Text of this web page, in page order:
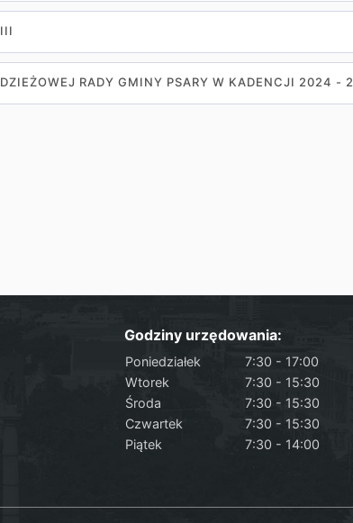
RADY GMINY PSARY W KADENCJI 2024 -
Godziny urzędowania:
Poniedziałek
7:30 - 17:00
Wtorek
7:30 - 15:30
Środa
7:30 - 15:30
Czwartek
7:30 - 15:30
Piątek
7:30 - 14:00